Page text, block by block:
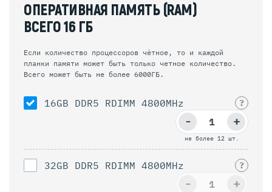
ОПЕРАТИВНАЯ ПАМЯТЬ (RAM)
ВСЕГО16 ГБ
Если количество процессоров чётное, то и каждой
планки памяти может быть только четное количество.
Всего может быть не более 6000ГБ.
16GB DDR5 RDIMM 4800MHz ?
не более 12 шт.
+
-
32GB DDR5 RDIMM 4800MHz ?
+
-